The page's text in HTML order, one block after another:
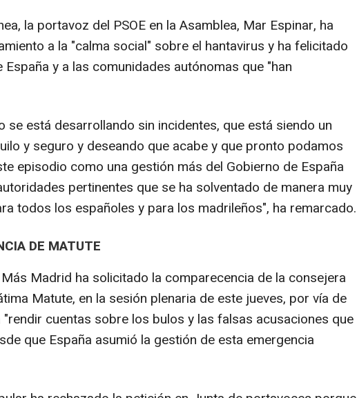
la portavoz del PSOE en la Asamblea, Mar Espinar, ha
a la "calma social" sobre el hantavirus y ha felicitado
España y a las comunidades autónomas que "han
se está desarrollando sin incidentes, que está siendo un
y seguro y deseando que acabe y que pronto podamos
episodio como una gestión más del Gobierno de España
pertinentes que se ha solventado de manera muy
todos los españoles y para los madrileños", ha remarcado.
DE MATUTE
Madrid ha solicitado la comparecencia de la consejera
Matute, en la sesión plenaria de este jueves, por vía de
"rendir cuentas sobre los bulos y las falsas acusaciones que
que España asumió la gestión de esta emergencia